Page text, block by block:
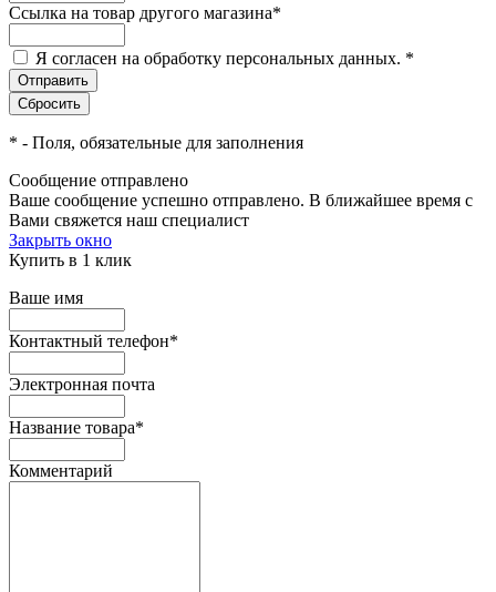
Ссылка на товар другого магазина*
Я согласен на обработку персональных данных. *
* - Поля, обязательные для заполнения
Сообщение отправлено
Ваше сообщение успешно отправлено. В ближайшее время с
Вами свяжется наш специалист
Закрыть окно
Купить в 1 клик
Ваше имя
Контактный телефон*
Электронная почта
Название товара*
Комментарий